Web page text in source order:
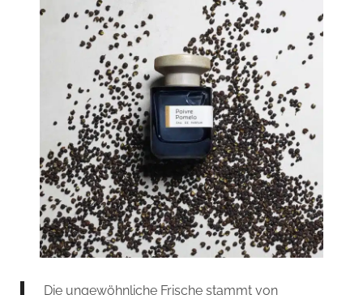
Die ungewöhnliche Frische stammt von